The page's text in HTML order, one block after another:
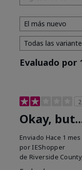
Evaluado por
2
Okay,
Enviado Hace 1 mes
por IEShopper
de Riverside